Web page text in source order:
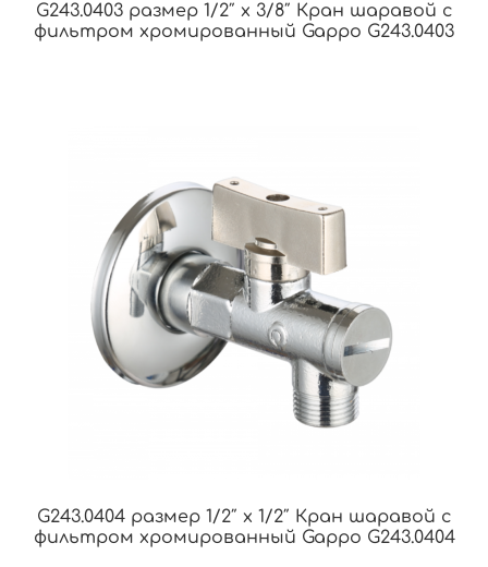
G243.0403 размер 1/2″ х 3/8″ Кран шаравой с
фильтром хромированный Gappo G243.0403
G243.0404 размер 1/2″ х 1/2″ Кран шаравой с
фильтром хромированный Gappo G243.0404